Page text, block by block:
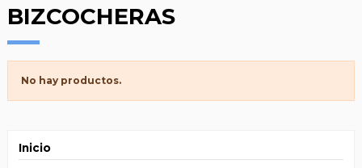
BIZCOCHERAS
No hay productos.
Inicio